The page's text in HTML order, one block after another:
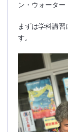
ン・ウォーター
まずは学科講
す。